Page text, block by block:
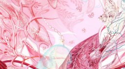
Przejdź
do
treści